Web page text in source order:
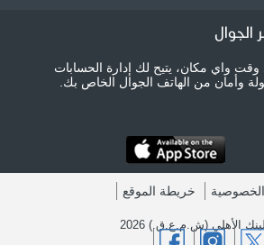
الجوال
واي مكان، يتيح لك إدارة الحسابات
وأمان من الهاتف الجوال الخاص بك.
خريطة الموقع
الأهلي (ش.م.ع.ق.) 2026